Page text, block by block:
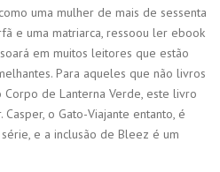
uma mulher de mais de sessenta
e uma matriarca, ressoou ler ebook
em muitos leitores que estão
Para aqueles que não livros
de Lanterna Verde, este livro
o Gato-Viajante entanto, é
e a inclusão de Bleez é um